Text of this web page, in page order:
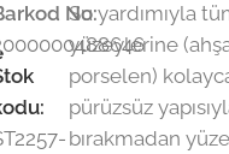
No:
Su yardımıyla
yüzeylerine
porselen)
pürüzsüz
bırakmadan